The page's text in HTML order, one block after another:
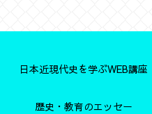
日本近現代史を学ぶWEB講座
歴史・教育のエッセー